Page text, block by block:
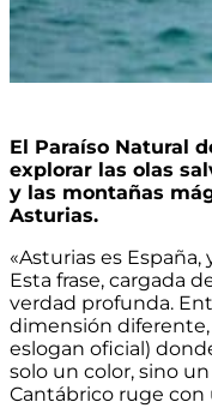
El Paraíso Natural
explorar las olas
y las montañas
Asturias.
«Asturias es
Esta frase, cargada
verdad profunda.
dimensión
eslogan oficial)
solo un color, sino
Cantábrico ruge con